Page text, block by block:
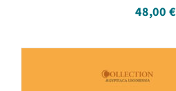
48,00 €